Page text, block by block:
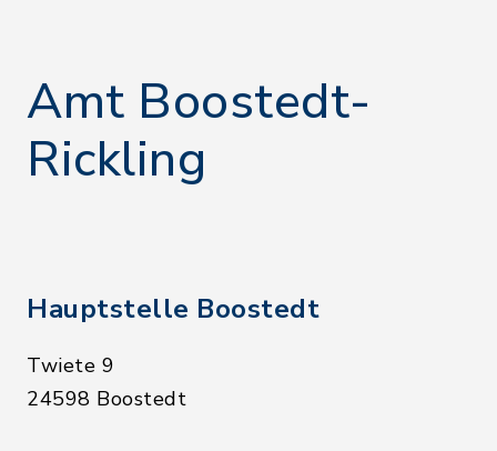
Amt Boostedt-
Rickling
Hauptstelle Boostedt
Twiete 9
24598 Boostedt